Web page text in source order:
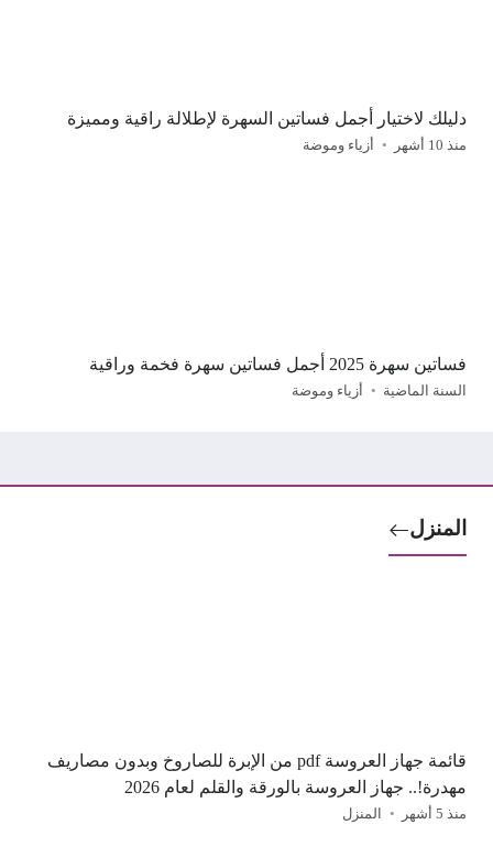
دليلك لاختيار أجمل فساتين السهرة لإطلالة راقية ومميزة
منذ 10 أشهر أزياء وموضة
فساتين سهرة 2025 أجمل فساتين سهرة فخمة وراقية
السنة الماضية أزياء وموضة
المنزل
قائمة جهاز العروسة pdf من الإبرة للصاروخ وبدون مصاريف
مهدرة!.. جهاز العروسة بالورقة والقلم لعام 2026
منذ 5 أشهر المنزل